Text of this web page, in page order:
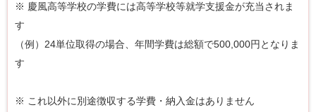
※ 慶風高等学校の学費には高等学校等就学支援金が充当されま
す
（例）24単位取得の場合、年間学費は総額で500,000円となりま
す
※ これ以外に別途徴収する学費・納入金はありません